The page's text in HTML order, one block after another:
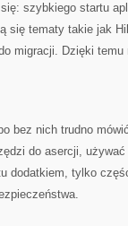
szybkiego startu
się tematy takie jak
migracji. Dzięki temu
bez nich trudno
do asercji,
dodatkiem, tylko